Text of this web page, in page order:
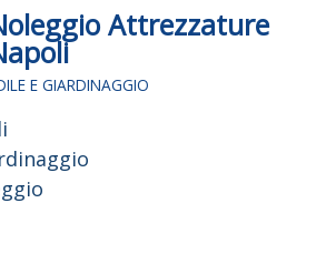
Attrezzature
E GIARDINAGGIO